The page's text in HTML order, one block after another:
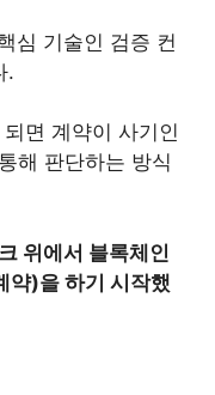
심 기술인 검증 컨
.
면 계약이 사기인
해 판단하는 방식
위에서 블록체인
약)을 하기 시작했